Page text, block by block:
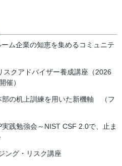
ム企業の知恵を集めるコミュニテ
スクアドバイザー養成講座（2026
催）
部の机上訓練を用いた新機軸 （フ
践勉強会～NIST CSF 2.0で、止ま
ング・リスク講座